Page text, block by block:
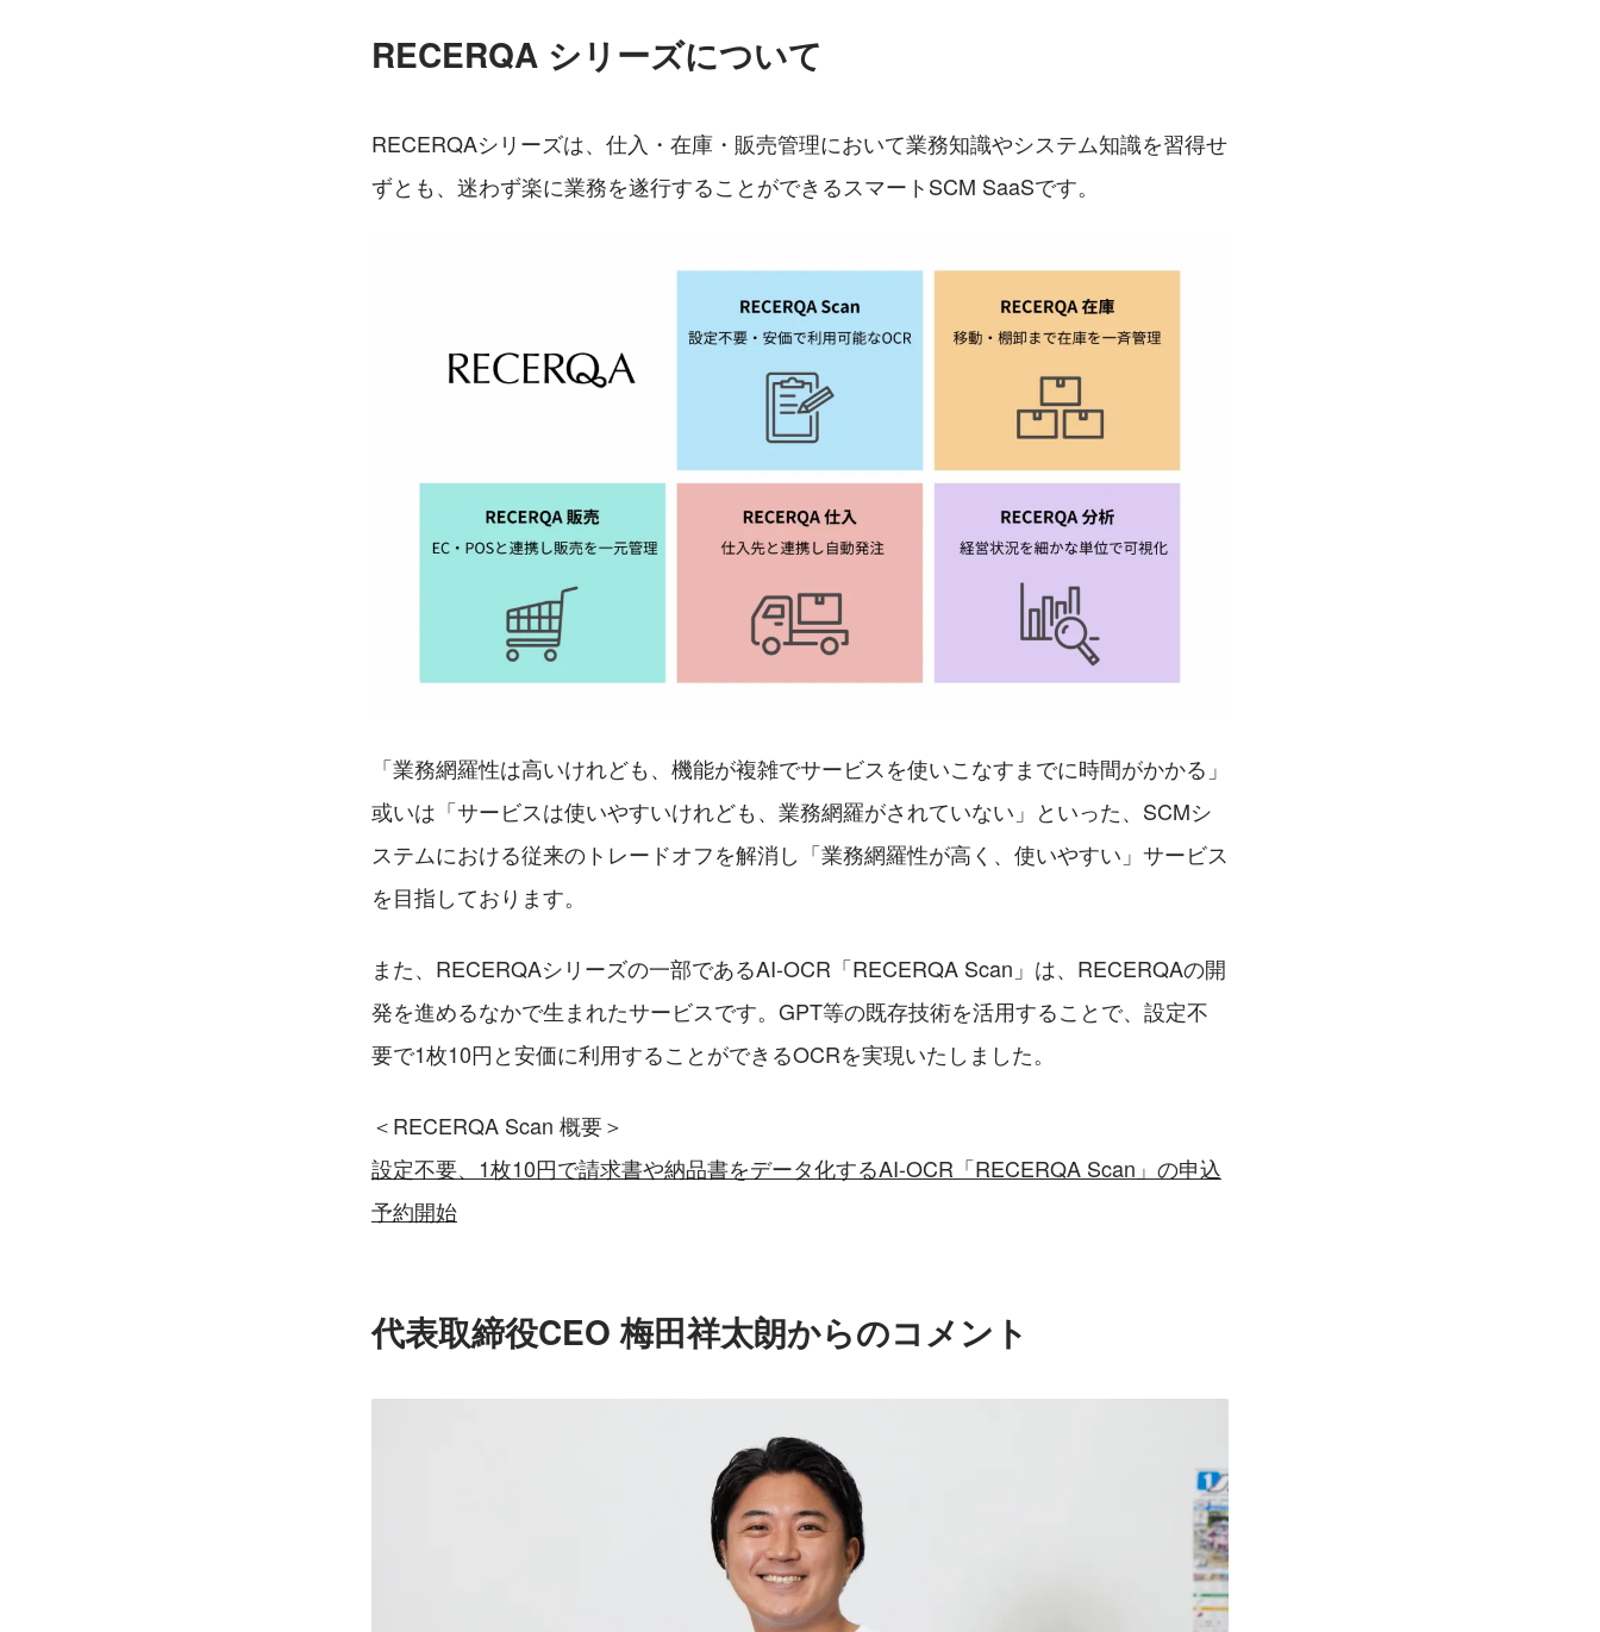
RECERQA シリーズについて
RECERQAシリーズは、仕入・在庫・販売管理において業務知識やシステム知識を習得せ
ずとも、迷わず楽に業務を遂行することができるスマートSCM SaaSです。
「業務網羅性は高いけれども、機能が複雑でサービスを使いこなすまでに時間がかかる」
或いは「サービスは使いやすいけれども、業務網羅がされていない」といった、SCMシ
ステムにおける従来のトレードオフを解消し「業務網羅性が高く、使いやすい」サービス
を目指しております。
また、RECERQAシリーズの一部であるAI-OCR「RECERQA Scan」は、RECERQAの開
発を進めるなかで生まれたサービスです。GPT等の既存技術を活用することで、設定不
要で1枚10円と安価に利用することができるOCRを実現いたしました。
＜RECERQA Scan 概要＞
設定不要、1枚10円で請求書や納品書をデータ化するAI-OCR「RECERQA Scan」の申込
予約開始
代表取締役CEO 梅田祥太朗からのコメント